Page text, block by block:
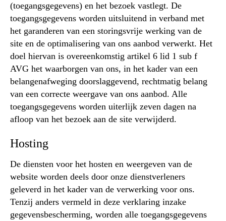
(toegangsgegevens) en het bezoek vastlegt. De
toegangsgegevens worden uitsluitend in verband met
het garanderen van een storingsvrije werking van de
site en de optimalisering van ons aanbod verwerkt. Het
doel hiervan is overeenkomstig artikel 6 lid 1 sub f
AVG het waarborgen van ons, in het kader van een
belangenafweging doorslaggevend, rechtmatig belang
van een correcte weergave van ons aanbod. Alle
toegangsgegevens worden uiterlijk zeven dagen na
afloop van het bezoek aan de site verwijderd.
Hosting
De diensten voor het hosten en weergeven van de
website worden deels door onze dienstverleners
geleverd in het kader van de verwerking voor ons.
Tenzij anders vermeld in deze verklaring inzake
gegevensbescherming, worden alle toegangsgegevens